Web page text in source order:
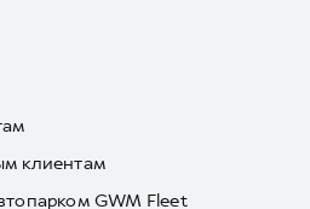
клиентам
GWM Fleet